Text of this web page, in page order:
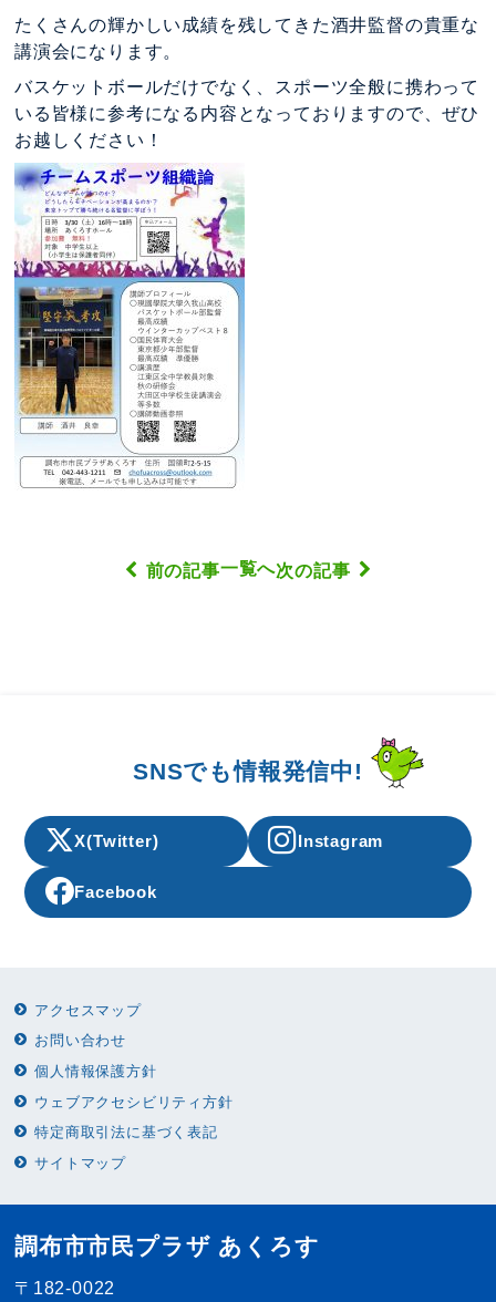
たくさんの輝かしい成績を残してきた酒井監督の貴重な
講演会になります。
バスケットボールだけでなく、スポーツ全般に携わって
いる皆様に参考になる内容となっておりますので、ぜひ
お越しください！
前の記事一覧へ次の記事
SNSでも情報発信中!
X(Twitter) Instagram
Facebook
アクセスマップ
お問い合わせ
個人情報保護方針
ウェブアクセシビリティ方針
特定商取引法に基づく表記
サイトマップ
調布市市民プラザ あくろす
〒182-0022